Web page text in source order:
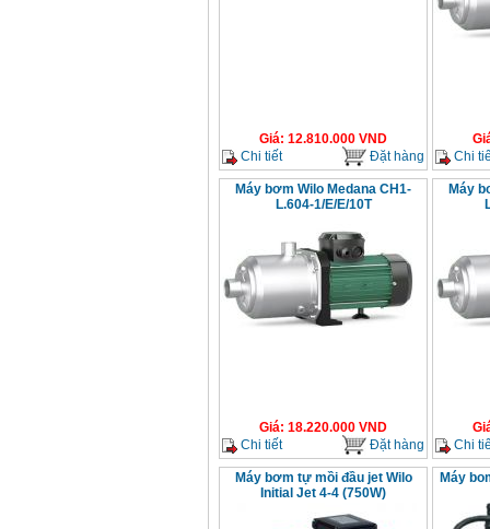
Giá: 12.810.000 VND
Chi tiết
Đặt hàng
Chi
Máy bơm Wilo Medana CH1-
L.604-1/E/E/10T
Giá: 18.220.000 VND
Chi tiết
Đặt hàng
Máy
Chi
Máy bơm tự mồi đầu jet Wilo
Initial Jet 4-4 (750W)
Máy